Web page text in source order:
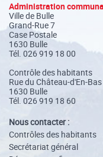
Administration
Ville de Bulle
Grand-Rue 7
Case Postale
1630 Bulle
Tél. 026 919 18 00
Contrôle des habitants
Rue du Château-d'En-
1630 Bulle
Tél. 026 919 18 60
Nous contacter :
Contrôles des habitants
Secrétariat général